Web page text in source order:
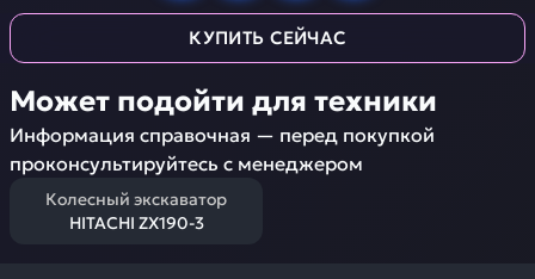
КУПИТЬ СЕЙЧАС
Может подойти для техники
Информация справочная — перед покупкой
проконсультируйтесь с менеджером
Колесный экскаватор
HITACHI ZX190-3